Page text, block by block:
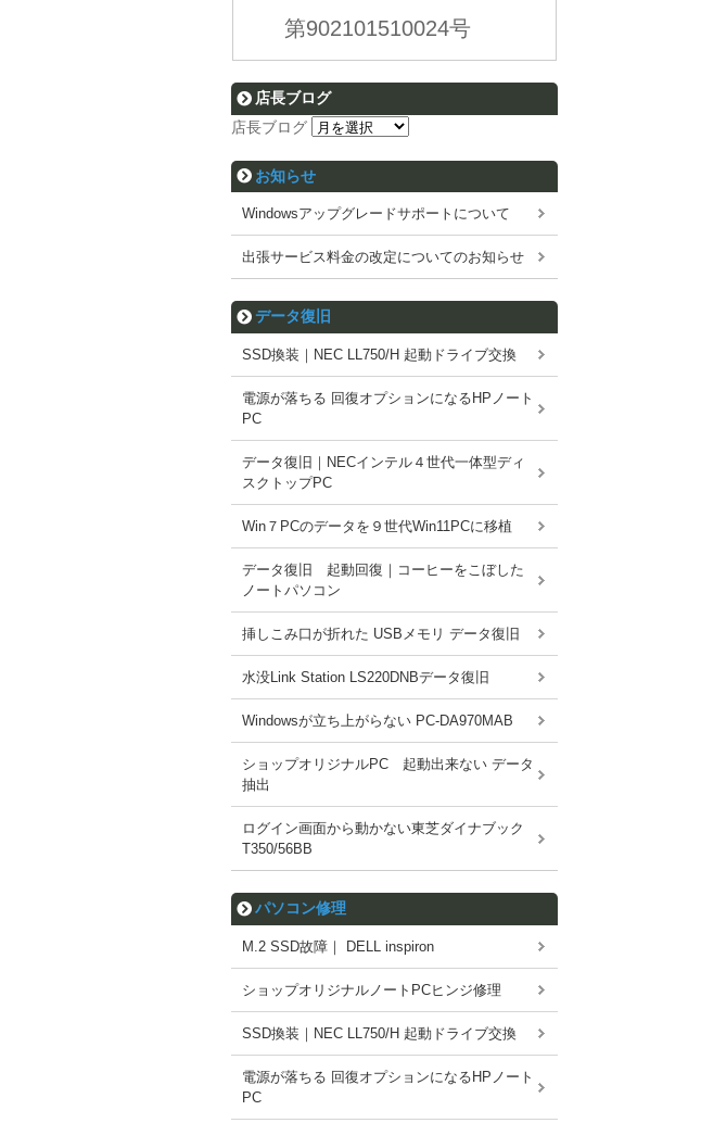
第902101510024号
店長ブログ
店長ブログ
お知らせ
Windowsアップグレードサポートについて
出張サービス料金の改定についてのお知らせ
データ復旧
SSD換装｜NEC LL750/H 起動ドライブ交換
電源が落ちる 回復オプションになるHPノート
PC
データ復旧｜NECインテル４世代一体型ディ
スクトップPC
Win７PCのデータを９世代Win11PCに移植
データ復旧 起動回復｜コーヒーをこぼした
ノートパソコン
挿しこみ口が折れた USBメモリ データ復旧
水没Link Station LS220DNBデータ復旧
Windowsが立ち上がらない PC-DA970MAB
ショップオリジナルPC 起動出来ない データ
抽出
ログイン画面から動かない東芝ダイナブック
T350/56BB
パソコン修理
M.2 SSD故障｜ DELL inspiron
ショップオリジナルノートPCヒンジ修理
SSD換装｜NEC LL750/H 起動ドライブ交換
電源が落ちる 回復オプションになるHPノート
PC